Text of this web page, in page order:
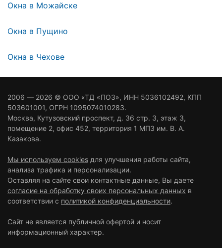
Окна в Можайске
Окна в Пущино
Окна в Чехове
2006 — 2026 © ООО «ТД «ПОЗ», ИНН 5036102492, КПП
503601001, ОГРН 1095074010283.
Москва, Кутузовский проспект, д. 36 стр. 3, этаж 3,
помещение 2, офис 452, территория 1 МПЗ им. В. А.
Казакова.
Мы используем cookies для улучшения работы сайта,
анализа трафика и персонализации.
Оставляя на сайте свои контактные данные, Вы даете
согласие на обработку своих персональных данных в
соответствии с политикой конфиденциальности.
Сайт не является публичной офертой и носит
информационный характер.